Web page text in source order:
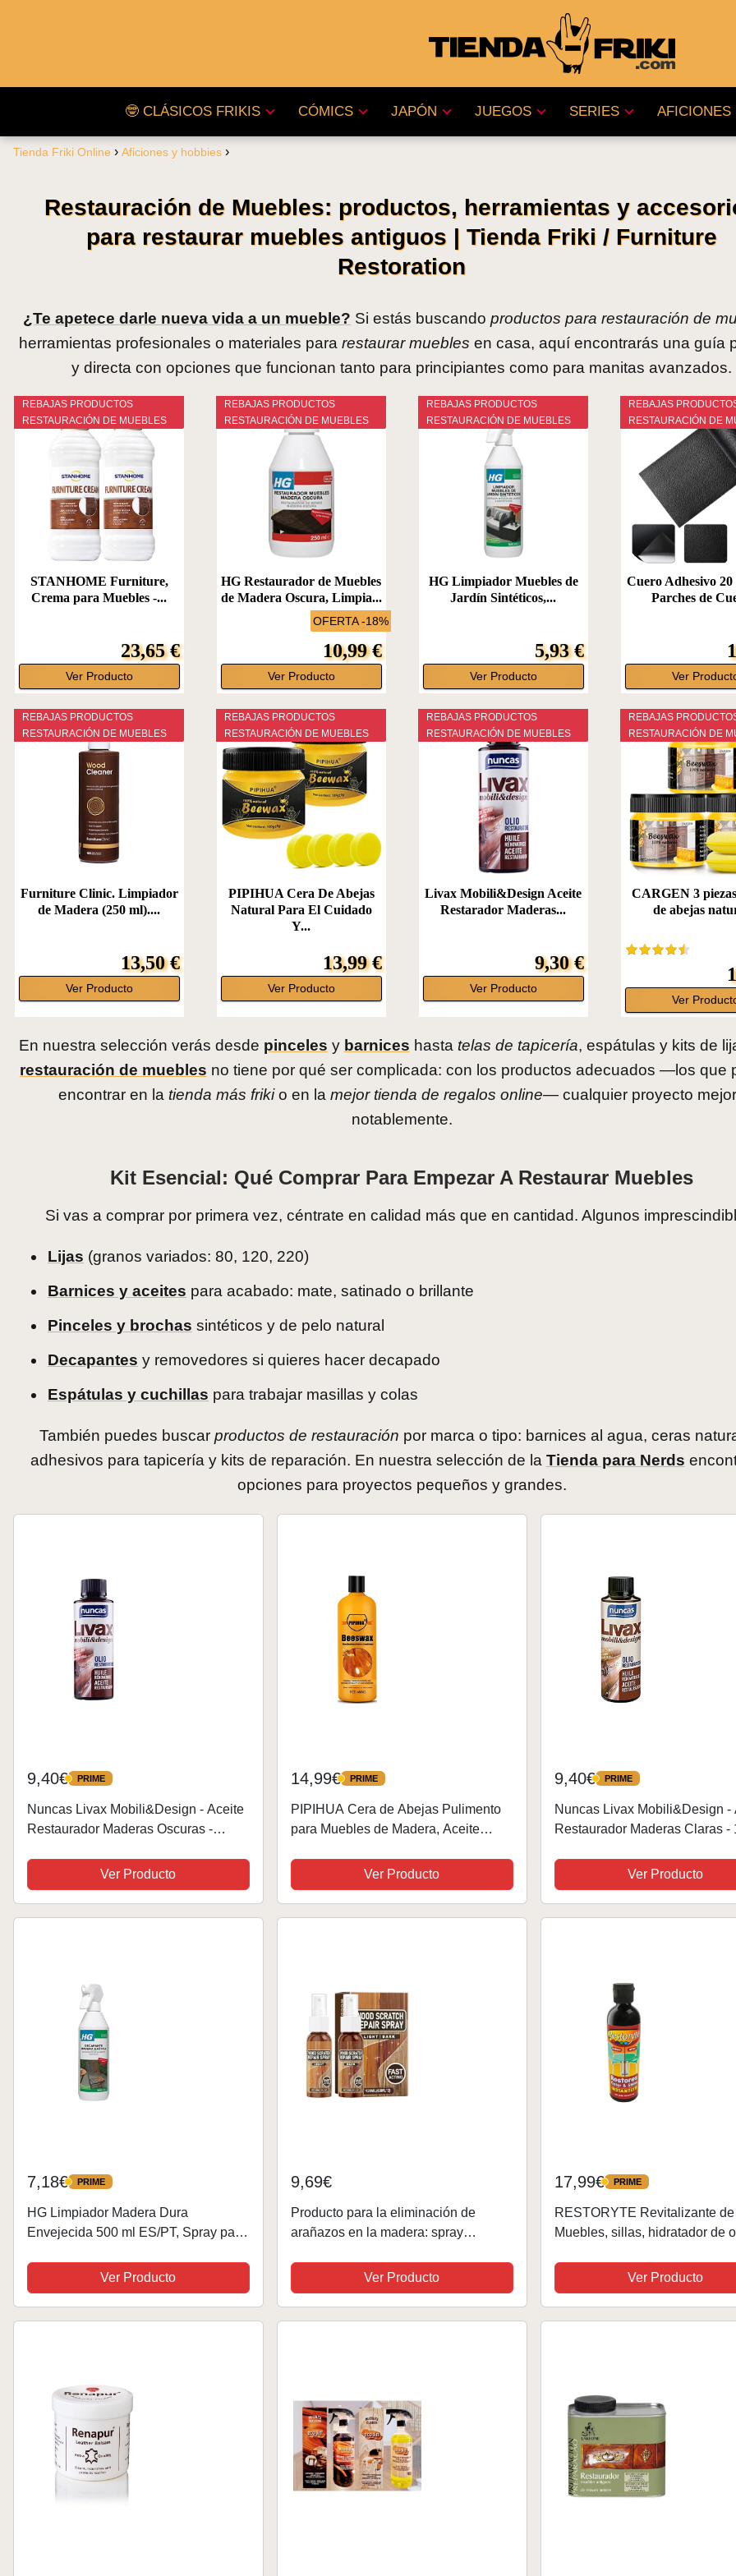
🤓 CLÁSICOS FRIKIS CÓMICS JAPÓN JUEGOS SERIES AFICIONES
Tienda Friki Online Aficiones y hobbies
Restauración de Muebles: productos, herramientas y
para restaurar muebles antiguos | Tienda Friki / Furniture
Restoration
¿Te apetece darle nueva vida a un mueble? Si estás buscandoproductos para restauración de
herramientas profesionales o materiales para restaurar muebles en casa, aquí encontrarás una guía
y directa con opciones que funcionan tanto para principiantes como para manitas avanzados.
REBAJAS PRODUCTOS
RESTAURACIÓN DE MUEBLES
STANHOME Furniture,
Crema para Muebles -...
23,65 €
Ver Producto
OFERTA -18%
REBAJAS PRODUCTOS
RESTAURACIÓN DE MUEBLES
HG Restaurador de Muebles
de Madera Oscura, Limpia...
10,99 €
Ver Producto
REBAJAS PRODUCTOS
RESTAURACIÓN DE MUEBLES
HG Limpiador Muebles de
Jardín Sintéticos,...
5,93 €
Ver Producto
REBAJAS
RESTAURACIÓN DE
Cuero Adhesivo 20
Parches de
Ver
REBAJAS PRODUCTOS
RESTAURACIÓN DE MUEBLES
Furniture Clinic. Limpiador
de Madera (250 ml)....
13,50 €
Ver Producto
REBAJAS PRODUCTOS
RESTAURACIÓN DE MUEBLES
PIPIHUA Cera De Abejas
Natural Para El Cuidado
Y...
13,99 €
Ver Producto
REBAJAS PRODUCTOS
RESTAURACIÓN DE MUEBLES
Livax Mobili&Design Aceite
Restarador Maderas...
9,30 €
Ver Producto
REBAJAS
RESTAURACIÓN DE
CARGEN 3
de abejas
Ver
En nuestra selección verás desde pinceles y barnices hasta telas de tapicería, espátulas y kits de
restauración de muebles no tiene por qué ser complicada: con los productos adecuados —los que
encontrar en la tienda más frikio en la mejor tienda de regalos online— cualquier proyecto
notablemente.
Kit Esencial: Qué Comprar Para Empezar A Restaurar Muebles
Si vas a comprar por primera vez, céntrate en calidad más que en cantidad. Algunos
Lijas (granos variados: 80, 120, 220)
Barnices y aceites para acabado: mate, satinado o brillante
Pinceles y brochas sintéticos y de pelo natural
Decapantes y removedores si quieres hacer decapado
Espátulas y cuchillas para trabajar masillas y colas
También puedes buscar productos de restauración por marca o tipo: barnices al agua, ceras
adhesivos para tapicería y kits de reparación. En nuestra selección de la Tienda para Nerds
opciones para proyectos pequeños y grandes.
9,40€ PRIME
PRIME
Nuncas Livax Mobili&Design - Aceite
Restaurador Maderas Oscuras -
Ver Producto
14,99€ PRIME
PRIME
PIPIHUA Cera de Abejas Pulimento
para Muebles de Madera, Aceite
Cuidado de Muebles y Protección de
Madera para Interior...
Ver Producto
9,40€ PRIME
PRIME
Nuncas Livax Mobili&Design -
Restaurador Maderas Claras -
Ver Producto
7,18€ PRIME
PRIME
HG Limpiador Madera Dura
Envejecida 500 ml ES/PT, Spray para
Ver Producto
9,69€
Producto para la eliminación de
arañazos en la madera: spray
de la superficie de la madera | El
brillo natural elimina...
Ver Producto
17,99€ PRIME
PRIME
RESTORYTE Revitalizante de
Muebles, sillas, hidratador de
Restaurar, Protege el Color
Brillo máximo en...
Ver Producto